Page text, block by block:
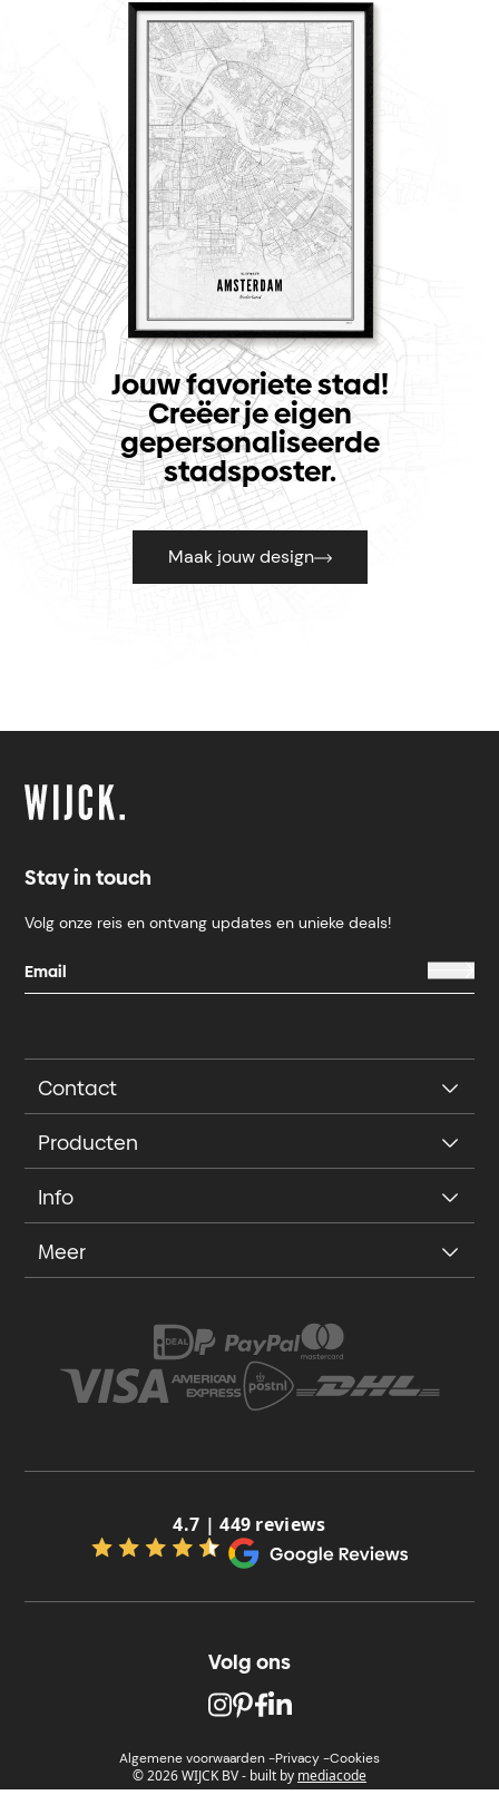
Jouw favoriete stad!
Creëer je eigen
gepersonaliseerde
stadsposter.
Maak jouw design
Stay in touch
Volg onze reis en ontvang updates en unieke deals!
Contact
Producten
Info
Meer
4.7 | 449 reviews
Volg ons
Algemene voorwaarden -Privacy -Cookies
© 2026 WIJCK BV- built by mediacode